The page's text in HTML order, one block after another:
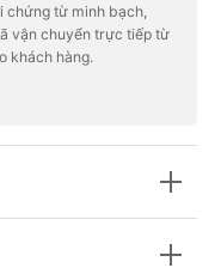
chứng từ minh bạch,
vận chuyển trực tiếp từ
khách hàng.